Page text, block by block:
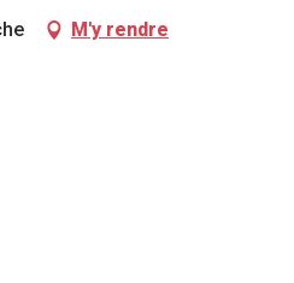
M'y rendre